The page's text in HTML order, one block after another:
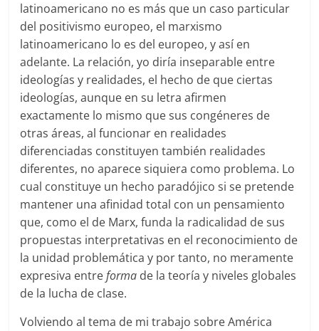
latinoamericano no es más que un caso particular
del positivismo europeo, el marxismo
latinoamericano lo es del europeo, y así en
adelante. La relación, yo diría inseparable entre
ideologías y realidades, el hecho de que ciertas
ideologías, aunque en su letra afirmen
exactamente lo mismo que sus congéneres de
otras áreas, al funcionar en realidades
diferenciadas constituyen también realidades
diferentes, no aparece siquiera como problema. Lo
cual constituye un hecho paradójico si se pretende
mantener una afinidad total con un pensamiento
que, como el de Marx, funda la radicalidad de sus
propuestas interpretativas en el reconocimiento de
la unidad problemática y por tanto, no meramente
expresiva entreforma de la teoría y niveles globales
de la lucha de clase.
Volviendo al tema de mi trabajo sobre América